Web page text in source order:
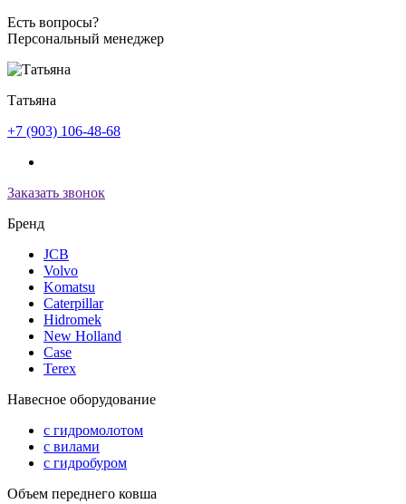
Есть вопросы?
Персональный менеджер
Татьяна
+7 (903) 106-48-68
Заказать звонок
Бренд
JCB
Volvo
Komatsu
Caterpillar
Hidromek
New Holland
Case
Terex
Навесное оборудование
с гидромолотом
с вилами
с гидробуром
Объем переднего ковша